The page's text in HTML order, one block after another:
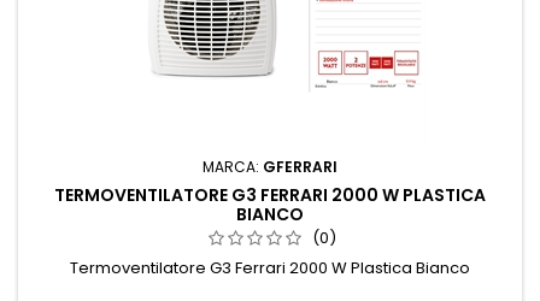
MARCA: GFERRARI
TERMOVENTILATORE G3 FERRARI 2000 W PLASTICA
BIANCO
(0)
Termoventilatore G3 Ferrari 2000 W Plastica Bianco